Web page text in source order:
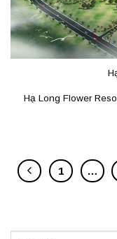
Hạ Long Flower
1 …